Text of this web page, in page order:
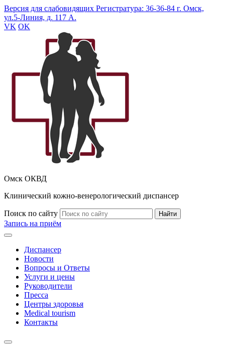
Версия для слабовидящих Регистратура: 36-36-84 г. Омск,
ул.5-Линия, д. 117 А.
VK OK
Омск ОКВД
Клинический кожно-венерологический диспансер
Поиск по сайту Найти
Запись на приём
Диспансер
Новости
Вопросы и Ответы
Услуги и цены
Руководители
Пресса
Центры здоровья
Medical tourism
Контакты